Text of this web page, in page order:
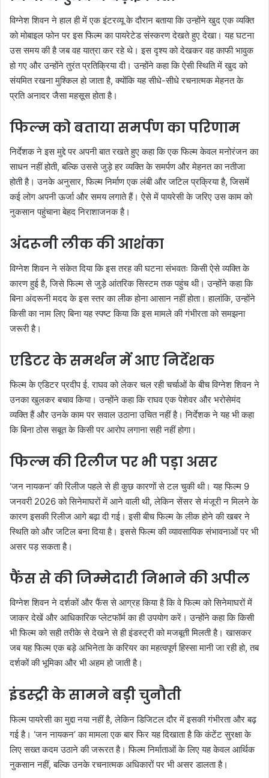
विग्नेश शिवन ने हाल ही में एक इंटरव्यू के दौरान बताया कि उन्होंने खुद एक व्यक्ति
को मोबाइल फोन पर इस फिल्म का पायरेटेड संस्करण देखते हुए देखा। यह घटना
उस समय की है जब वह यात्रा कर रहे थे। इस दृश्य को देखकर वह काफी भावुक
हो गए और उन्होंने तुरंत प्रतिक्रिया दी। उन्होंने कहा कि ऐसी स्थिति में खुद को
संयमित रखना मुश्किल हो जाता है, क्योंकि यह सीधे-सीधे रचनात्मक मेहनत के
प्रति अनादर जैसा महसूस होता है।
फिल्म को बताया समर्पण का परिणाम
निर्देशक ने इस मुद्दे पर अपनी बात रखते हुए कहा कि एक फिल्म केवल मनोरंजन का
साधन नहीं होती, बल्कि उससे जुड़े हर व्यक्ति के समर्पण और मेहनत का नतीजा
होती है। उनके अनुसार, फिल्म निर्माण एक लंबी और जटिल प्रक्रिया है, जिसमें
कई लोग अपनी ऊर्जा और समय लगाते हैं। ऐसे में पायरेसी के जरिए उस काम को
नुकसान पहुंचाना बेहद निराशाजनक है।
अंदरूनी लीक की आशंका
विग्नेश शिवन ने संकेत दिया कि इस तरह की घटना संभवतः किसी ऐसे व्यक्ति के
कारण हुई है, जिसे फिल्म से जुड़े आंतरिक सिस्टम तक पहुंच थी। उन्होंने कहा कि
बिना अंदरूनी मदद के इस स्तर का लीक होना आसान नहीं होता। हालांकि, उन्होंने
किसी का नाम लिए बिना यह स्पष्ट किया कि इस मामले की गंभीरता को समझना
जरूरी है।
एडिटर के समर्थन में आए निर्देशक
फिल्म के एडिटर प्रदीप ई. राघव को लेकर चल रही चर्चाओं के बीच विग्नेश शिवन ने
उनका खुलकर बचाव किया। उन्होंने कहा कि राघव एक पेशेवर और भरोसेमंद
व्यक्ति हैं और उनके काम पर सवाल उठाना उचित नहीं है। निर्देशक ने यह भी कहा
कि बिना ठोस सबूत के किसी पर आरोप लगाना सही नहीं होगा।
फिल्म की रिलीज पर भी पड़ा असर
‘जन नायकन’ की रिलीज पहले से ही कुछ कारणों से टल चुकी थी। यह फिल्म 9
जनवरी 2026 को सिनेमाघरों में आने वाली थी, लेकिन सेंसर से मंजूरी न मिलने के
कारण इसकी रिलीज आगे बढ़ा दी गई। इसी बीच फिल्म के लीक होने की खबर ने
स्थिति को और जटिल बना दिया है। इससे फिल्म की व्यावसायिक संभावनाओं पर भी
असर पड़ सकता है।
फैंस से की जिम्मेदारी निभाने की अपील
विग्नेश शिवन ने दर्शकों और फैंस से आग्रह किया है कि वे फिल्म को सिनेमाघरों में
जाकर देखें और आधिकारिक प्लेटफॉर्म का ही उपयोग करें। उन्होंने कहा कि किसी
भी फिल्म को सही तरीके से देखने से ही इंडस्ट्री को मजबूती मिलती है। खासकर
जब यह फिल्म एक बड़े अभिनेता के करियर का महत्वपूर्ण हिस्सा मानी जा रही हो, तब
दर्शकों की भूमिका और भी अहम हो जाती है।
इंडस्ट्री के सामने बड़ी चुनौती
फिल्म पायरेसी का मुद्दा नया नहीं है, लेकिन डिजिटल दौर में इसकी गंभीरता और बढ़
गई है। ‘जन नायकन’ का मामला एक बार फिर यह दिखाता है कि कंटेंट सुरक्षा के
लिए सख्त कदम उठाने की जरूरत है। फिल्म निर्माताओं के लिए यह केवल आर्थिक
नुकसान नहीं, बल्कि उनके रचनात्मक अधिकारों पर भी असर डालता है।